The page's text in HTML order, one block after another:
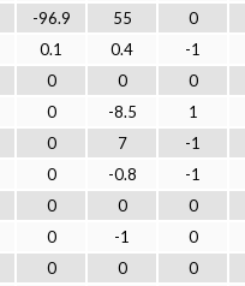
-96.9 55
0
0.1 0.4
-1
0 0
0
0 -8.5
1
0 7
-1
0 -0.8
-1
0 0
0
0 -1
0
0 0
0